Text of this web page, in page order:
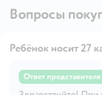
Вопросы
Ребёнок носит 27
Ответ